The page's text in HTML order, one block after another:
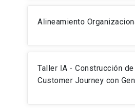
Alineamiento
Taller IA - Construcción de
Customer Journey con